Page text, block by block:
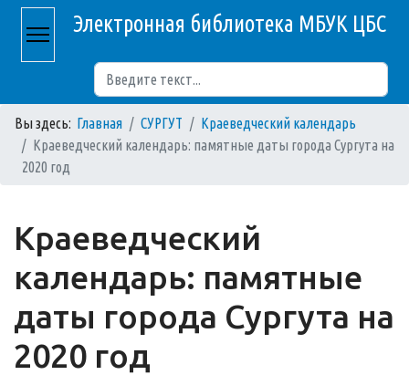
Электронная библиотека МБУК ЦБС
Вы здесь: Главная СУРГУТ
Краеведческий календарь
Краеведческий календарь: памятные даты города Сургута на
2020 год
Краеведческий
календарь: памятные
даты города Сургута на
2020 год